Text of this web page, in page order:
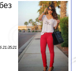
21:35:21